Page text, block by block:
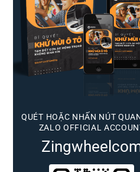
QUÉT HOẶC NHẤN NÚT
ZALO OFFICIAL